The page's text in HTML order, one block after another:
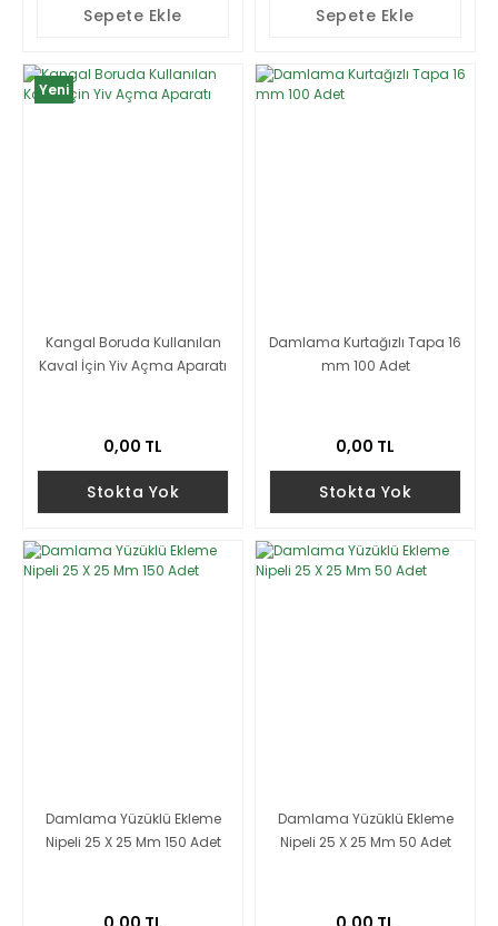
Sepete Ekle Sepete Ekle
Yeni
Kangal Boruda Kullanılan
Kaval İçin Yiv Açma Aparatı
0,00 TL
Stokta Yok
Damlama Kurtağızlı Tapa 16
mm 100 Adet
0,00 TL
Stokta Yok
Damlama Yüzüklü Ekleme
Nipeli 25 X 25 Mm 150 Adet
Damlama Yüzüklü Ekleme
Nipeli 25 X 25 Mm 50 Adet